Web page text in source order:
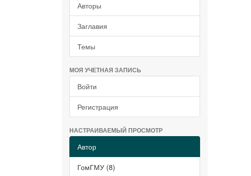
Авторы
Заглавия
Темы
МОЯ УЧЕТНАЯ ЗАПИСЬ
Войти
Регистрация
НАСТРАИВАЕМЫЙ ПРОСМОТР
Автор
ГомГМУ (8)